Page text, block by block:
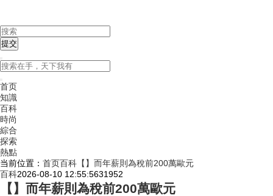
首页
知識
百科
時尚
綜合
探索
熱點
当前位置： 首页百科 【】而年薪則為稅前200萬歐元
百科2026-08-10 12:55:5631952
【】而年薪則為稅前200萬歐元